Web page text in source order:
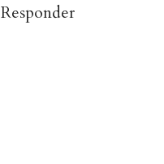
Responder